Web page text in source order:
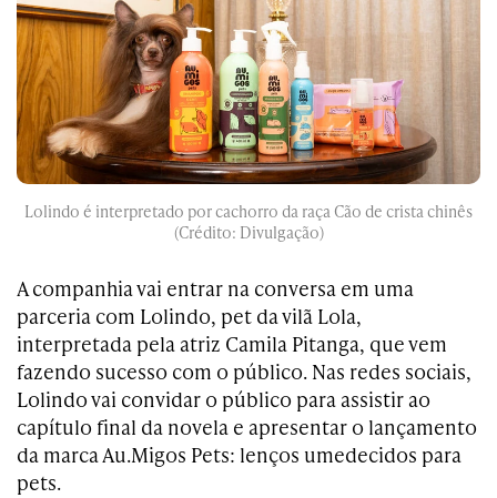
Lolindo é interpretado por cachorro da raça Cão de crista chinês
(Crédito: Divulgação)
A companhia vai entrar na conversa em uma
parceria com Lolindo, pet da vilã Lola,
interpretada pela atriz Camila Pitanga, que vem
fazendo sucesso com o público. Nas redes sociais,
Lolindo vai convidar o público para assistir ao
capítulo final da novela e apresentar o lançamento
da marca Au.Migos Pets: lenços umedecidos para
pets.